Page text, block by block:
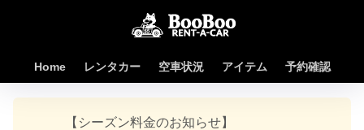
Home レンタカー 空車状況 アイテム 予約確認
【シーズン料金のお知らせ】